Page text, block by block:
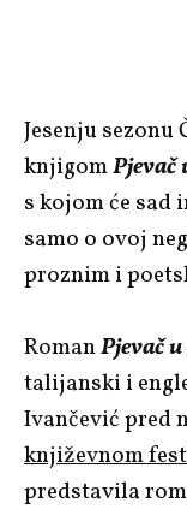
Jesenju
knjigomPjevač
s kojom će
samo o ovoj
proznim i
RomanPjevač
talijanski i
Ivančević pred
književnom
predstavila